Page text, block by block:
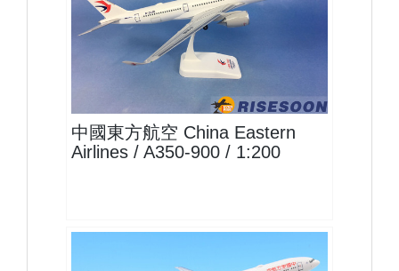
CES20A359P02
查看
中國東方航空 China Eastern
Airlines / A350-900 / 1:200